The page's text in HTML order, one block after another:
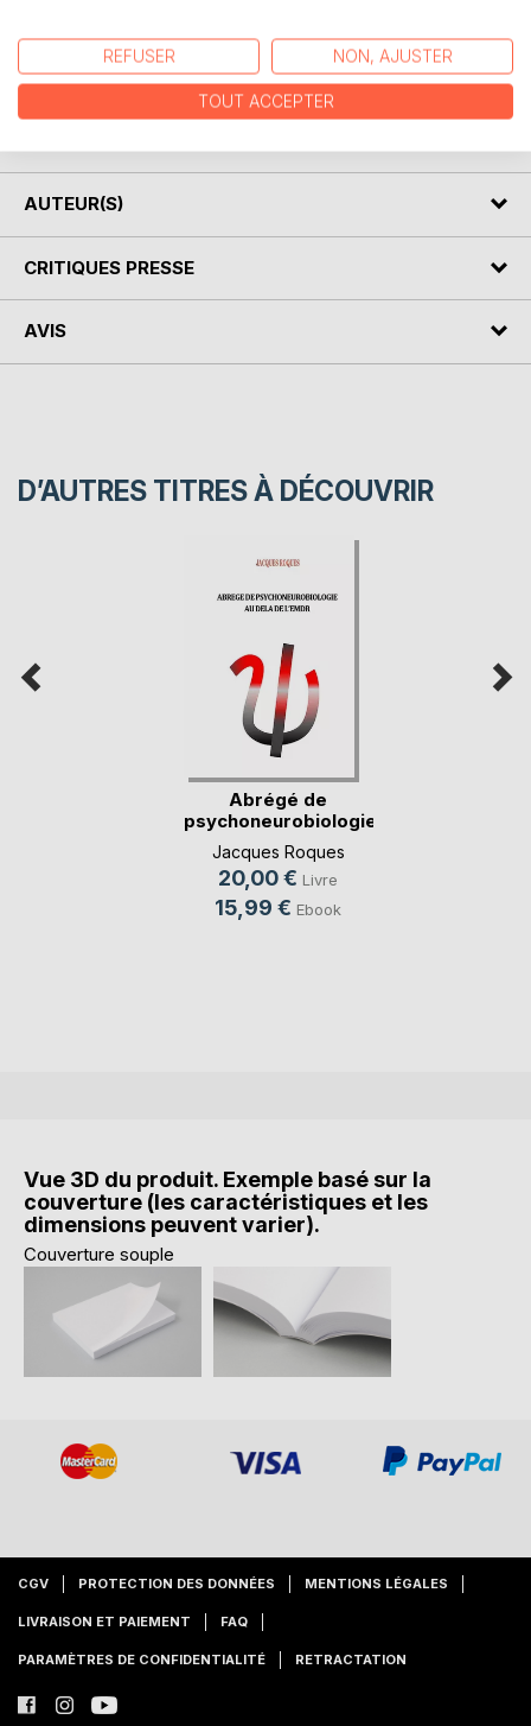
phénomène sémantique et l’hallucination. Cet ouvrage de
base, en accord avec l’observation clinique, la
neuropsychologie et la biologie, jette les fondements d’une
nouvelle compréhension du phénomène psychique et de
AUTEUR(S)
CRITIQUES PRESSE
AVIS
D’AUTRES TITRES À DÉCOUVRIR
Abrégé de
psychoneurobiologie
au d(...)
Jacques Roques
20,00 € Livre
15,99 € Ebook
Vue 3D du produit. Exemple basé sur la
couverture (les caractéristiques et les
dimensions peuvent varier).
Couverture souple
CGV PROTECTION DES DONNÉES MENTIONS LÉGALES
LIVRAISON ET PAIEMENT FAQ
PARAMÈTRES DE CONFIDENTIALITÉ RETRACTATION
REFUSER NON, AJUSTER
TOUT ACCEPTER